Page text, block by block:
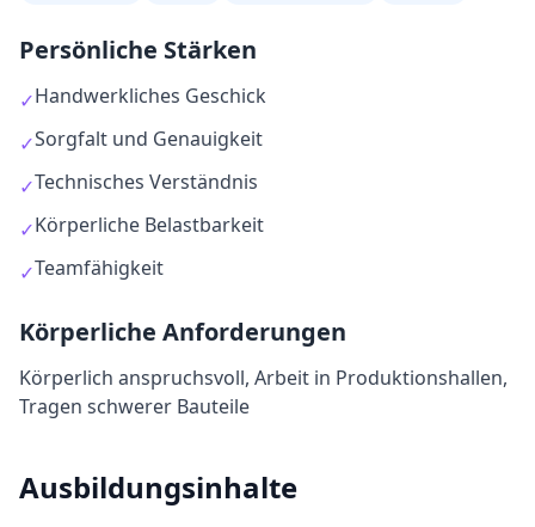
Persönliche Stärken
✓Handwerkliches Geschick
✓Sorgfalt und Genauigkeit
✓Technisches Verständnis
✓Körperliche Belastbarkeit
✓Teamfähigkeit
Körperliche Anforderungen
Körperlich anspruchsvoll, Arbeit in Produktionshallen,
Tragen schwerer Bauteile
Ausbildungsinhalte